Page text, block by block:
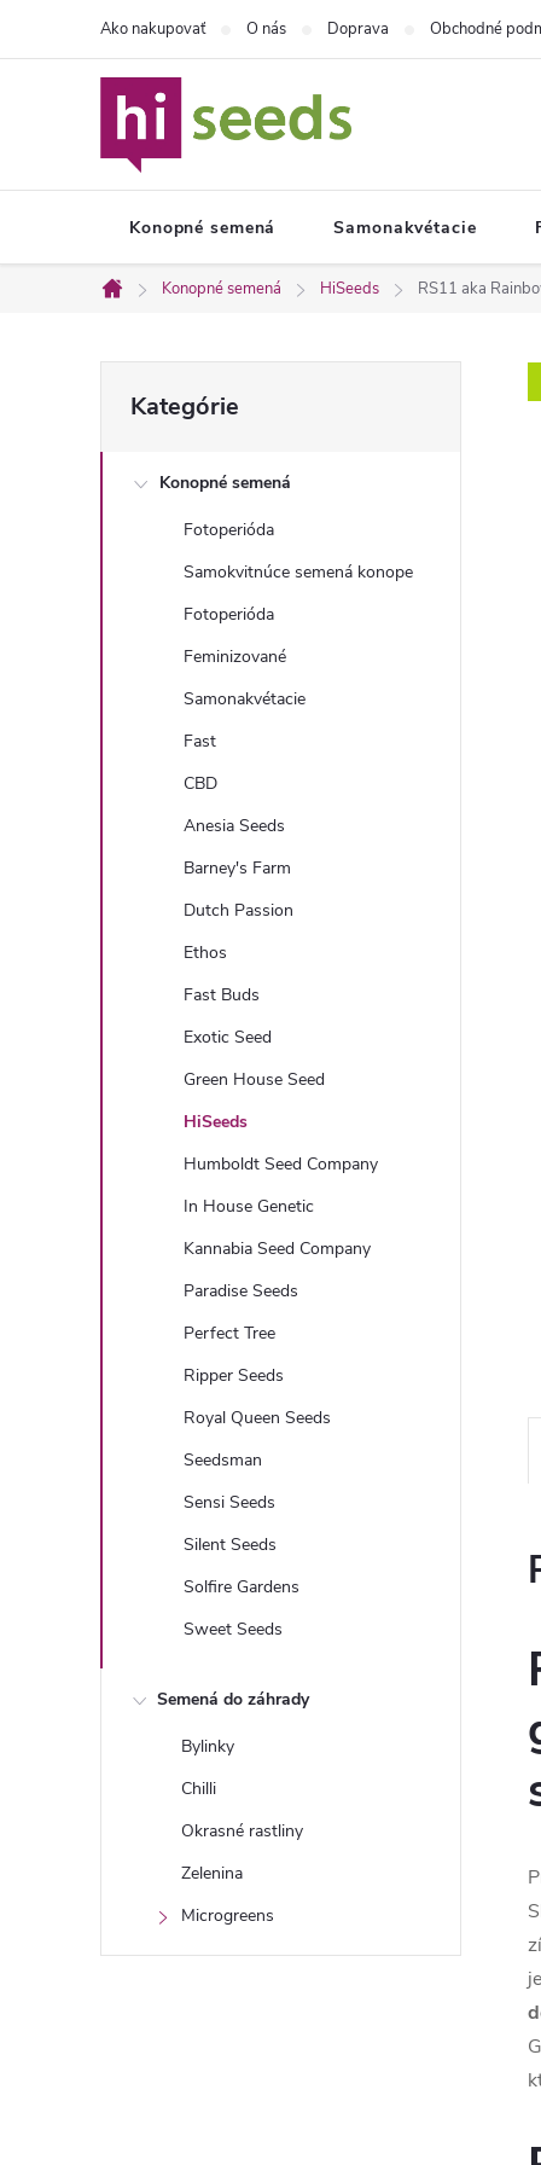
Ako nakupovať O nás Doprava Obchodné
Konopné semená Samonakvétacie
Domov
Konopné semená HiSeeds RS11 aka
o
kategórie
Kategórie
Konopné semená
Fotoperióda
Samokvitnúce semená konope
Fotoperióda
Feminizované
Samonakvétacie
Fast
CBD
Anesia Seeds
Barney's Farm
Dutch Passion
Ethos
Fast Buds
Exotic Seed
Green House Seed
HiSeeds
Humboldt Seed Company
In House Genetic
Kannabia Seed Company
Paradise Seeds
Perfect Tree
Ripper Seeds
Royal Queen Seeds
Seedsman
Sensi Seeds
Silent Seeds
Solfire Gardens
Sweet Seeds
Semená do záhrady
Bylinky
Chilli
Okrasné rastliny
Zelenina
Microgreens